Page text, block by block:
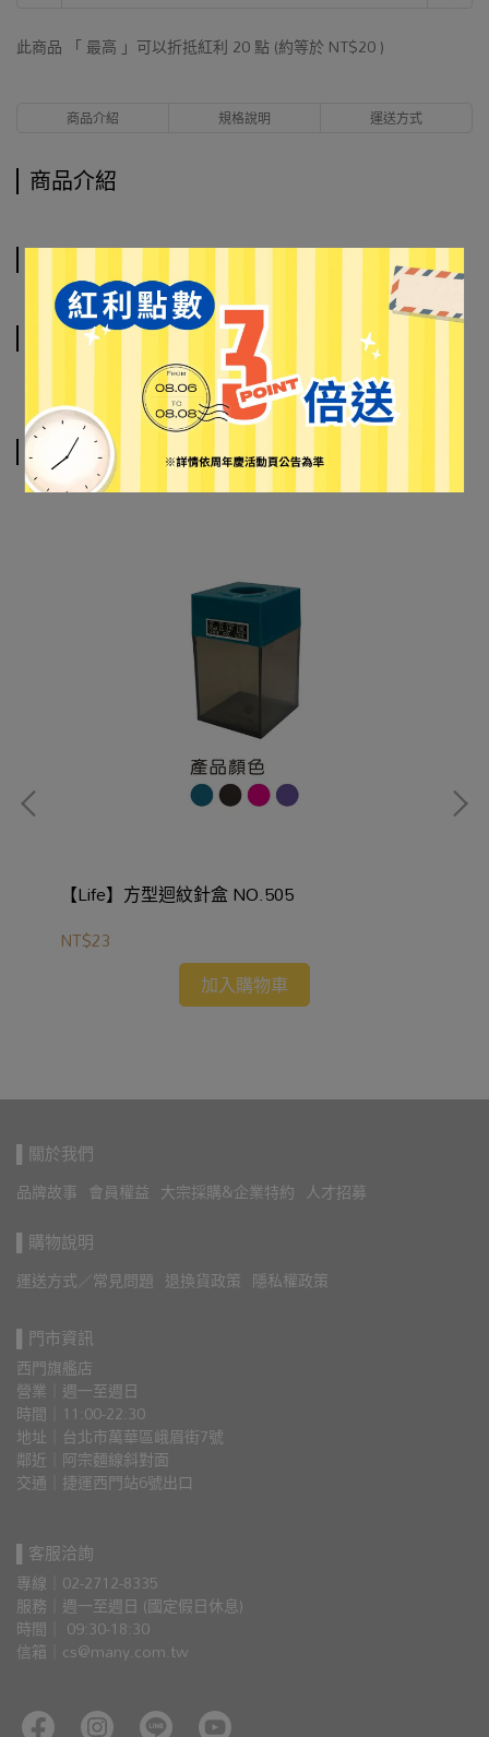
此商品 「 最高 」可以折抵紅利 20點 (約等於 NT$20)
商品介紹 規格說明 運送方式
商品介紹
運送方式
相關商品
【Life】方型迴紋針盒 NO.505
NT$23
加入購物車
▌關於我們
品牌故事 會員權益 大宗採購&企業特約 人才招募
▌購物說明
運送方式／常見問題 退換貨政策 隱私權政策
▌門市資訊
西門旗艦店
營業｜週一至週日
時間｜11:00-22:30
地址｜台北市萬華區峨眉街7號
鄰近｜阿宗麵線斜對面
交通｜捷運西門站6號出口
▌客服洽詢
專線｜02-2712-8335
服務｜週一至週日 (國定假日休息)
時間｜ 09:30-18:30
信箱｜cs@many.com.tw